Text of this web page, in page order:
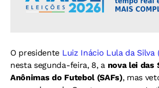
O presidente Luiz Inácio Lula da Silva
nesta segunda-feira, 8, a nova lei das
Anônimas do Futebol (SAFs), mas